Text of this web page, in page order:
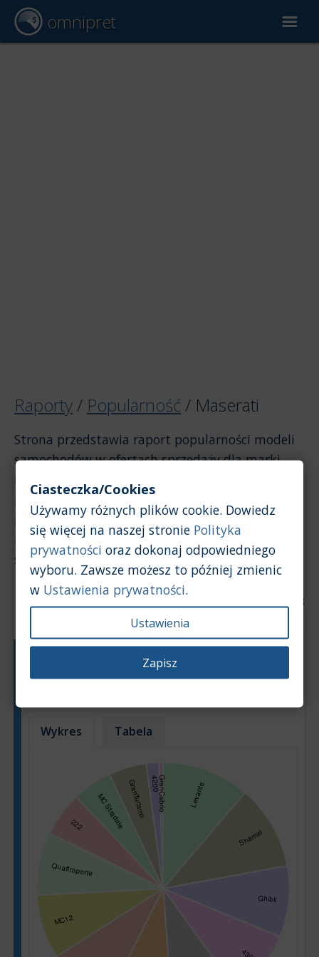
omnipret
Raporty / Popularność / Maserati
Strona przedstawia raport popularności modeli
samochodów w ofertach sprzedaży dla marki
podstawie ogłoszeń. Jeśli chcesz zobaczyć
popularność marki Maserati na tle innych
marek, kliknij w link powyżej, aby wrócić do
strony raportu ogólnego.
Data aktualizacji: 2026-07-28
Popularność poszczególnych modeli
samochodów w ofertach sprzedaży
Wykres Tabela
Ciasteczka/Cookies
Używamy różnych plików cookie. Dowiedz
się więcej na naszej stronie Polityka
prywatności oraz dokonaj odpowiedniego
wyboru. Zawsze możesz to później zmienic
w Ustawienia prywatności.
Ustawienia
Zapisz